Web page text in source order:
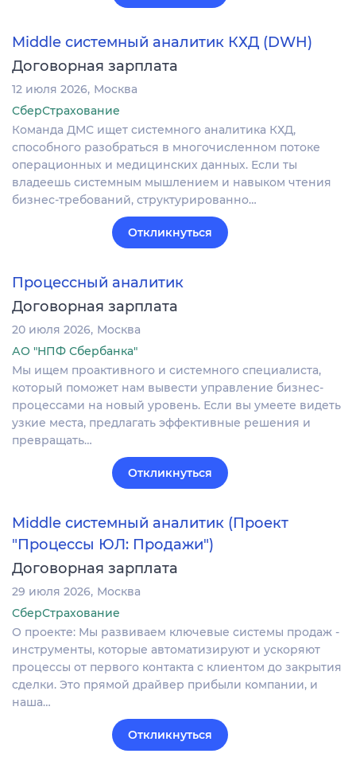
Middle системный аналитик КХД (DWH)
Договорная зарплата
12 июля 2026 Москва
СберСтрахование
Команда ДМС ищет системного аналитика КХД,
способного разобраться в многочисленном потоке
операционных и медицинских данных. Если ты
владеешь системным мышлением и навыком чтения
бизнес-требований, структурированно…
Откликнуться
Процессный аналитик
Договорная зарплата
20 июля 2026 Москва
АО "НПФ Сбербанка"
Мы ищем проактивного и системного специалиста,
который поможет нам вывести управление бизнес-
процессами на новый уровень. Если вы умеете видеть
узкие места, предлагать эффективные решения и
превращать…
Откликнуться
Middle системный аналитик (Проект
"Процессы ЮЛ: Продажи")
Договорная зарплата
29 июля 2026 Москва
СберСтрахование
О проекте: Мы развиваем ключевые системы продаж -
инструменты, которые автоматизируют и ускоряют
процессы от первого контакта с клиентом до закрытия
сделки. Это прямой драйвер прибыли компании, и
наша…
Откликнуться